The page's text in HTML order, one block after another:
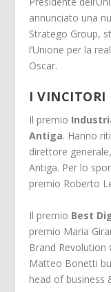
annunciato una
Stratego Group,
l’Unione per la
Oscar.
I VINCITORI
Il premio
Antiga. Hanno
direttore
Antiga. Per lo
premio Roberto
Il premio Best
premio Maria
Brand Revolution
Matteo Bonetti
head of business